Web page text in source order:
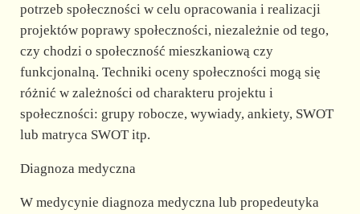
potrzeb społeczności w celu opracowania i realizacji
projektów poprawy społeczności, niezależnie od tego,
czy chodzi o społeczność mieszkaniową czy
funkcjonalną. Techniki oceny społeczności mogą się
różnić w zależności od charakteru projektu i
społeczności: grupy robocze, wywiady, ankiety, SWOT
lub matryca SWOT itp.
Diagnoza medyczna
W medycynie diagnoza medyczna lub propedeutyka